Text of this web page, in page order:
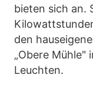
bieten sich an.
den
„Obere Mühle"
Leuchten.